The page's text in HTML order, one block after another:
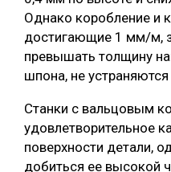
Однако коробление и
достигающие 1 мм/м,
превышать толщину
шпона, не
Станки с вальцовым
удовлетворительное
поверхности детали,
добиться ее высокой